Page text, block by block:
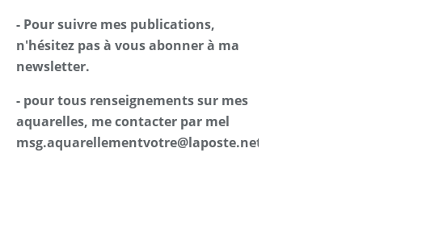
- Pour suivre mes publications,
n'hésitez pas à vous abonner à ma
newsletter.
- pour tous renseignements sur mes
aquarelles, me contacter par mel
msg.aquarellementvotre@laposte.net